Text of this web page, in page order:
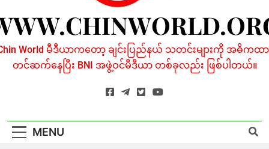
World မီဒီယာကတော့ ချင်းပြည်နယ် သတင်းများကို အဓိကထာ
တင်ဆက်နေပြီး BNI အဖွဲ့ဝင်မီဒီယာ တစ်ခုလည်း ဖြစ်ပါတယ်။
MENU